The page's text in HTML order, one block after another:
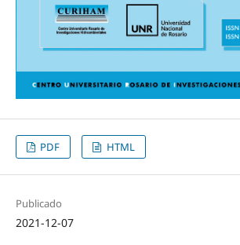
PDF HTML
Publicado
2021-12-07